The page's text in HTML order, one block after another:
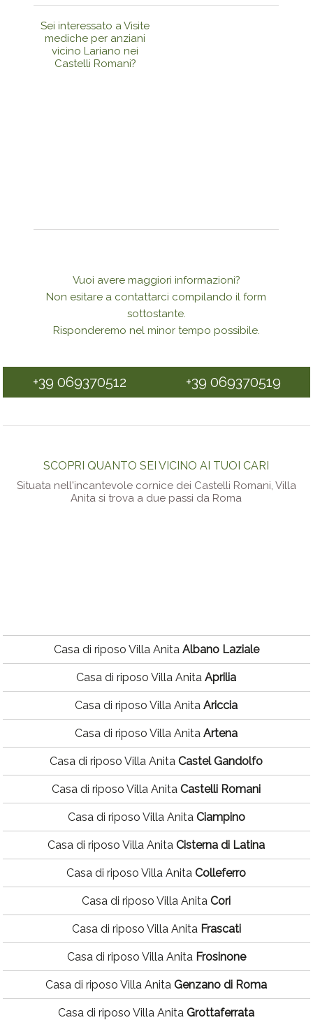
Sei interessato a Visite
mediche per anziani
vicino Lariano nei
Castelli Romani?
Vuoi avere maggiori informazioni?
Non esitare a contattarci compilando il form
sottostante.
Risponderemo nel minor tempo possibile.
+39 069370512 +39 069370519
SCOPRI QUANTO SEI VICINO AI TUOI CARI
Situata nell'incantevole cornice dei Castelli Romani, Villa
Anita si trova a due passi da Roma
Casa di riposo Villa Anita Albano Laziale
Casa di riposo Villa AnitaAprilia
Casa di riposo Villa AnitaAriccia
Casa di riposo Villa AnitaArtena
Casa di riposo Villa AnitaCastel Gandolfo
Casa di riposo Villa AnitaCastelli Romani
Casa di riposo Villa Anita Ciampino
Casa di riposo Villa AnitaCisterna di Latina
Casa di riposo Villa AnitaColleferro
Casa di riposo Villa AnitaCori
Casa di riposo Villa Anita Frascati
Casa di riposo Villa Anita Frosinone
Casa di riposo Villa AnitaGenzano di Roma
Casa di riposo Villa AnitaGrottaferrata